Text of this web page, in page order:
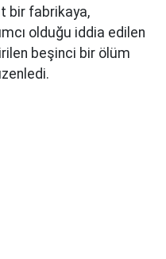
bir fabrikaya,
olduğu iddia edilen
beşinci bir ölüm